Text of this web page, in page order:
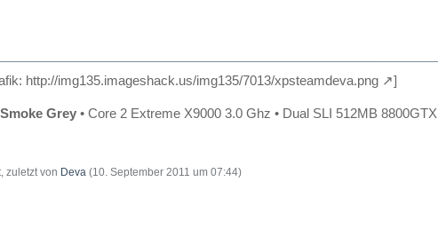
http://img135.imageshack.us/img135/7013/xpsteamdeva.png ]
Grey • Core 2 Extreme X9000 3.0 Ghz • Dual SLI 512MB
zuletzt von Deva (10. September 2011 um 07:44)